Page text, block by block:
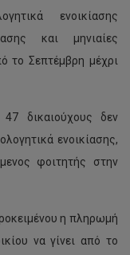
ενοικίασης
και μηνιαίες
το Σεπτέμβρη μέχρι
δικαιούχους δεν
ενοικίασης,
φοιτητής στην
η πληρωμή
να γίνει από το